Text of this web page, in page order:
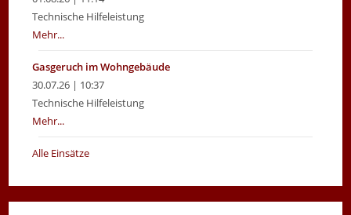
Technische Hilfeleistung
Mehr...
Gasgeruch im Wohngebäude
30.07.26 | 10:37
Technische Hilfeleistung
Mehr...
Alle Einsätze